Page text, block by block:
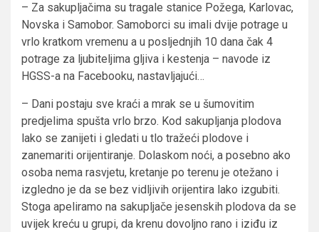
– Za sakupljačima su tragale stanice Požega, Karlovac,
Novska i Samobor. Samoborci su imali dvije potrage u
vrlo kratkom vremenu a u posljednjih 10 dana čak 4
potrage za ljubiteljima gljiva i kestenja – navode iz
HGSS-a na Facebooku, nastavljajući…
– Dani postaju sve kraći a mrak se u šumovitim
predjelima spušta vrlo brzo. Kod sakupljanja plodova
lako se zanijeti i gledati u tlo tražeći plodove i
zanemariti orijentiranje. Dolaskom noći, a posebno ako
osoba nema rasvjetu, kretanje po terenu je otežano i
izgledno je da se bez vidljivih orijentira lako izgubiti.
Stoga apeliramo na sakupljače jesenskih plodova da se
uvijek kreću u grupi, da krenu dovoljno rano i iziđu iz